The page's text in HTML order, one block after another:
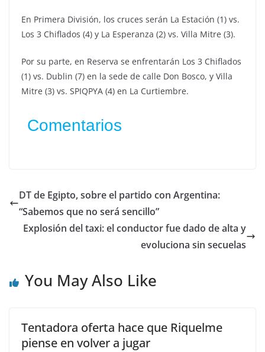
En Primera División, los cruces serán La Estación (1) vs.
Los 3 Chiflados (4) y La Esperanza (2) vs. Villa Mitre (3).
Por su parte, en Reserva se enfrentarán Los 3 Chiflados
(1) vs. Dublin (7) en la sede de calle Don Bosco, y Villa
Mitre (3) vs. SPIQPYA (4) en La Curtiembre.
Comentarios
DT de Egipto, sobre el partido con Argentina:
“Sabemos que no será sencillo”
Explosión del taxi: el conductor fue dado de alta y
evoluciona sin secuelas
You May Also Like
Tentadora oferta hace que Riquelme
piense en volver a jugar